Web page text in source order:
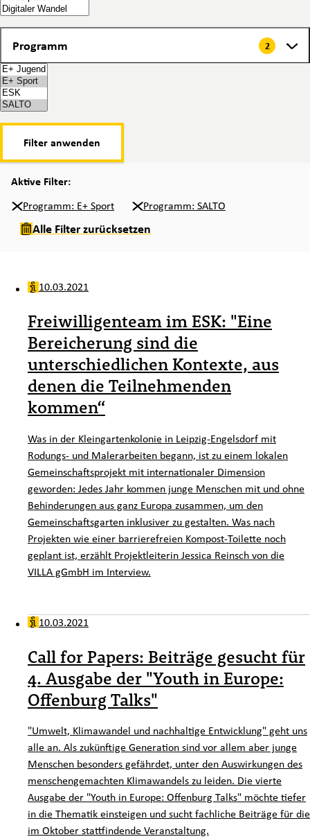
Programm 2
2 items selected
Filter anwenden
Aktive Filter:
Programm: E+ Sport Programm: SALTO
Alle Filter zurücksetzen
10.03.2021
Freiwilligenteam im ESK: "Eine
Bereicherung sind die
unterschiedlichen Kontexte, aus
denen die Teilnehmenden
kommen“
Was in der Kleingartenkolonie in Leipzig-Engelsdorf mit
Rodungs- und Malerarbeiten begann, ist zu einem lokalen
Gemeinschaftsprojekt mit internationaler Dimension
geworden: Jedes Jahr kommen junge Menschen mit und ohne
Behinderungen aus ganz Europa zusammen, um den
Gemeinschaftsgarten inklusiver zu gestalten. Was nach
Projekten wie einer barrierefreien Kompost-Toilette noch
geplant ist, erzählt Projektleiterin Jessica Reinsch von die
VILLA gGmbH im Interview.
10.03.2021
Call for Papers: Beiträge gesucht für
4. Ausgabe der "Youth in Europe:
Offenburg Talks"
"Umwelt, Klimawandel und nachhaltige Entwicklung" geht uns
alle an. Als zukünftige Generation sind vor allem aber junge
Menschen besonders gefährdet, unter den Auswirkungen des
menschengemachten Klimawandels zu leiden. Die vierte
Ausgabe der "Youth in Europe: Offenburg Talks" möchte tiefer
in die Thematik einsteigen und sucht fachliche Beiträge für die
im Oktober stattfindende Veranstaltung.